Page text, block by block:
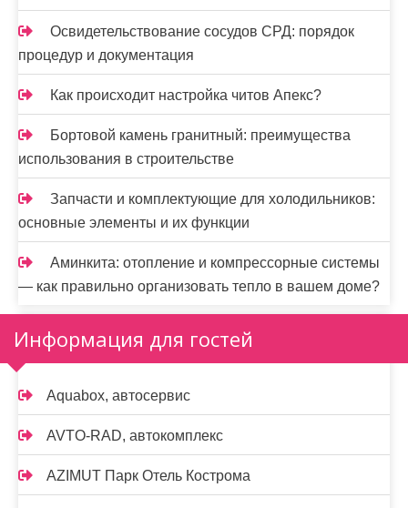
Освидетельствование сосудов СРД: порядок
процедур и документация
Как происходит настройка читов Апекс?
Бортовой камень гранитный: преимущества
использования в строительстве
Запчасти и комплектующие для холодильников:
основные элементы и их функции
Аминкита: отопление и компрессорные системы
— как правильно организовать тепло в вашем доме?
Информация для гостей
Aquabox, автосервис
AVTO-RAD, автокомплекс
AZIMUT Парк Отель Кострома